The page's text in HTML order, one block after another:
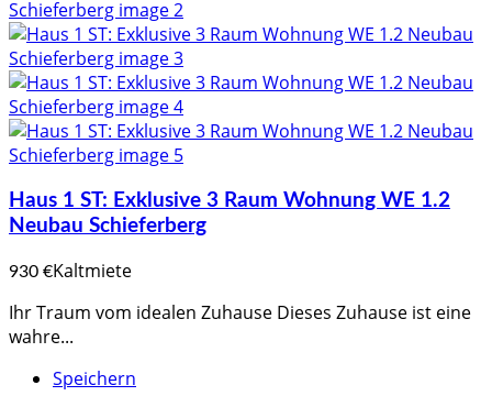
Haus 1 ST: Exklusive 3 Raum Wohnung WE 1.2
Neubau Schieferberg
930 €Kaltmiete
Ihr Traum vom idealen Zuhause Dieses Zuhause ist eine
wahre...
Speichern